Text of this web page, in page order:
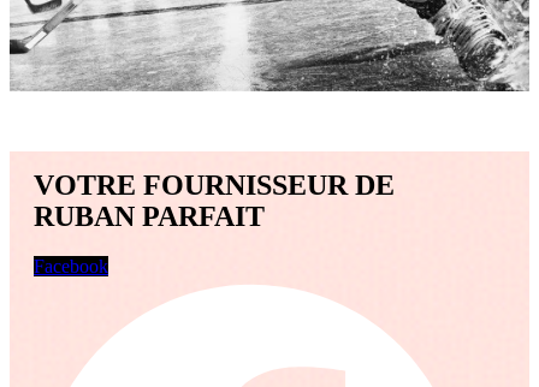
VOTRE FOURNISSEUR DE
RUBAN PARFAIT
Facebook